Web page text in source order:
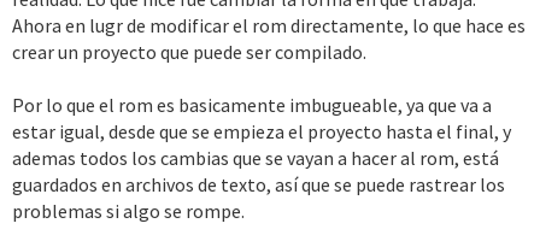
Ahora en lugr de modificar el rom directamente, lo que hace es
crear un proyecto que puede ser compilado.
Por lo que el rom es basicamente imbugueable, ya que va a
estar igual, desde que se empieza el proyecto hasta el final, y
ademas todos los cambias que se vayan a hacer al rom, está
guardados en archivos de texto, así que se puede rastrear los
problemas si algo se rompe.